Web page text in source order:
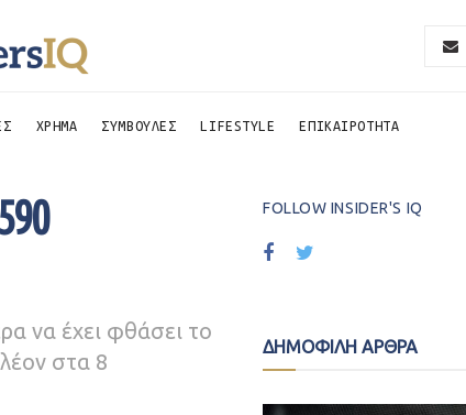
ΧΡΗΜΑ ΣΥΜΒΟΥΛΕΣ LIFESTYLE ΕΠΙΚΑΙΡΟΤΗΤΑ
να έχει φθάσει το
στα 8
FOLLOW INSIDER'S IQ
ΔΗΜΟΦΙΛΗ ΑΡΘΡΑ